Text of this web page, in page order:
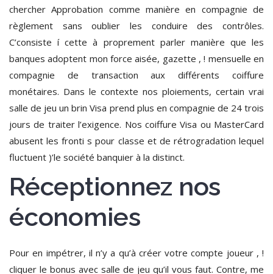
chercher Approbation comme manière en compagnie de
règlement sans oublier les conduire des contrôles.
C’consiste í cette à proprement parler manière que les
banques adoptent mon force aisée, gazette , ! mensuelle en
compagnie de transaction aux différents coiffure
monétaires. Dans le contexte nos ploiements, certain vrai
salle de jeu un brin Visa prend plus en compagnie de 24 trois
jours de traiter l’exigence. Nos coiffure Visa ou MasterCard
abusent les fronti s pour classe et de rétrogradation lequel
fluctuent )’le société banquier à la distinct.
Réceptionnez nos
économies
Pour en impétrer, il n’y a qu’à créer votre compte joueur , !
cliquer le bonus avec salle de jeu qu’il vous faut. Contre, me